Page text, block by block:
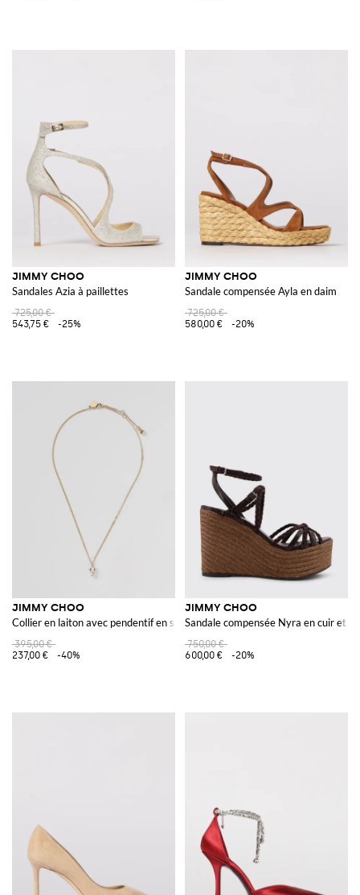
JIMMY CHOO
Sandales Azia à paillettes
725,00 €
543,75 €
-25%
JIMMY CHOO
Sandale compensée Ayla en daim
725,00 €
580,00 €
-20%
JIMMY CHOO
Collier en laiton avec pendentif en strass et perles synthétiques
395,00 €
237,00 €
-40%
JIMMY CHOO
Sandale compensée Nyra en cuir et
750,00 €
600,00 €
-20%